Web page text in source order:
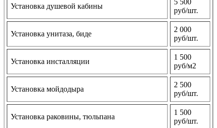
Установка душевой кабины
5 500
руб/шт.
Установка унитаза, биде
2 000
руб/шт.
Установка инсталляции
1 500
руб/м2
Установка мойдодыра
2 500
руб/шт.
Установка раковины, тюльпана
1 500
руб/шт.